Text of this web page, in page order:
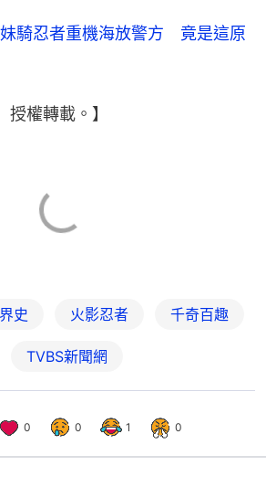
騎忍者重機海放警方　竟是這原
授權轉載。】
史 火影忍者 千奇百趣
TVBS新聞網
0 0 1 0